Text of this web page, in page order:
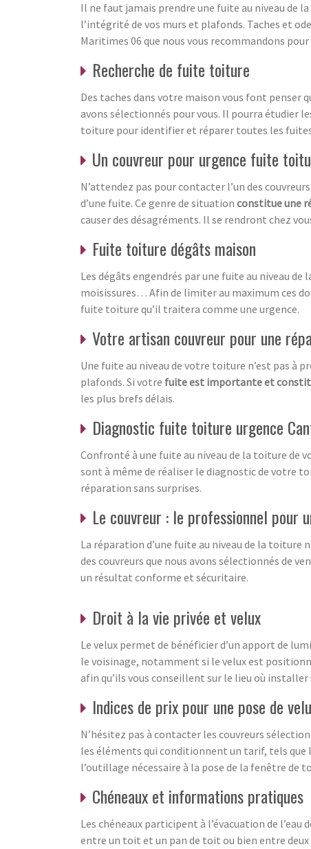
Il ne faut jamais prendre une fuite au niveau de
l’intégrité de vos murs et plafonds. Taches et
Maritimes 06 que nous vous recommandons
Recherche de fuite toiture
Des taches dans votre maison vous font penser
avons sélectionnés pour vous. Il pourra étudier
toiture pour identifier et réparer toutes les
Un couvreur pour urgence fuite
N’attendez pas pour contacter l’un des
d’une fuite. Ce genre de situation constitue une
causer des désagréments. Il se rendront chez
Fuite toiture dégâts maison
Les dégâts engendrés par une fuite au niveau
moisissures… Afin de limiter au maximum ces
fuite toiture qu’il traitera comme une urgence.
Votre artisan couvreur pour une
Une fuite au niveau de votre toiture n’est pas à
plafonds. Si votre fuite est importante et
les plus brefs délais.
Diagnostic fuite toiture urgence
Confronté à une fuite au niveau de la toiture de
sont à même de réaliser le diagnostic de votre
réparation sans surprises.
Le couvreur : le professionnel pour
La réparation d’une fuite au niveau de la toiture
des couvreurs que nous avons sélectionnés de
un résultat conforme et sécuritaire.
Droit à la vie privée et velux
Le velux permet de bénéficier d’un apport de
le voisinage, notamment si le velux est
afin qu’ils vous conseillent sur le lieu où
Indices de prix pour une pose de
N’hésitez pas à contacter les couvreurs
les éléments qui conditionnent un tarif, tels que
l’outillage nécessaire à la pose de la fenêtre de
Chéneaux et informations pratiques
Les chéneaux participent à l’évacuation de
entre un toit et un pan de toit ou bien entre